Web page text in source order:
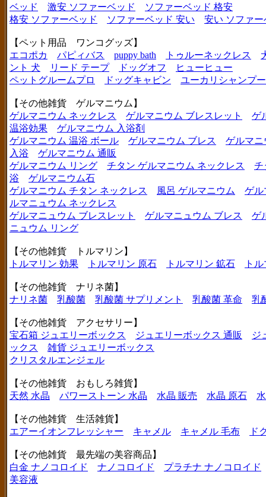
ベッド
激安 ソファーベッド
ソファーベッド 格安
格安 ソファーベッド
ソファーベッド 安い 安い ソファー
【ペット用品 ワンコグッズ】
エコポカ
パピィバス puppy bath トゥルーネックレス
ント 犬
リード テープ ドッグオフ
ヒューヒュー
ペットグルームプロ
ドッグキャビン ユーカリシャンプー
【その他雑貨 ゲルマニウム】
ゲルマニウム ネックレス
ゲルマニウム ブレスレット
ゲ
温浴効果
ゲルマニウム 入浴剤
ゲルマニウム 温浴 ボール
ゲルマニウム ブレス
ゲルマニ
入浴
ゲルマニウム 通販
ゲルマニウム リング
チタン ゲルマニウム ネックレス
チ
浴
ゲルマニウム石
ゲルマニウム チタン ネックレス
風呂 ゲルマニウム
ゲル
ルマニュウム ネックレス
ゲルマニュウム ブレスレット
ゲルマニュウム ブレス
ゲ
ニュウム リング
【その他雑貨 トルマリン】
トルマリン 効果
トルマリン 原石 トルマリン 鉱石 ト
【その他雑貨 ナリネ菌】
ナリネ菌
乳酸菌 乳酸菌 サプリメント 乳酸菌 革命 乳
【その他雑貨 アクセサリー】
宝石箱 ジュエリーボックス
ジュエリーボックス 通販
ジ
ックス
雑貨 ジュエリーボックス
クリスタルエンジェル
【その他雑貨 おもしろ雑貨】
天然 水晶
パワーストーン 水晶 水晶 販売 水晶 原石
【その他雑貨 生活雑貨】
エアーイオンフレッシャー
キャメル キャメル 毛布 ド
【その他雑貨 最先端の美容商品】
白金 ナノコロイド
ナノコロイド
プラチナ ナノコロイド
美容液